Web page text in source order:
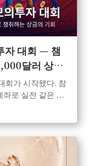
자 대회 — 챔
달러 상금
요
회가 시작됐다. 참
좌로 실전 같은 환
게는 1,000달러